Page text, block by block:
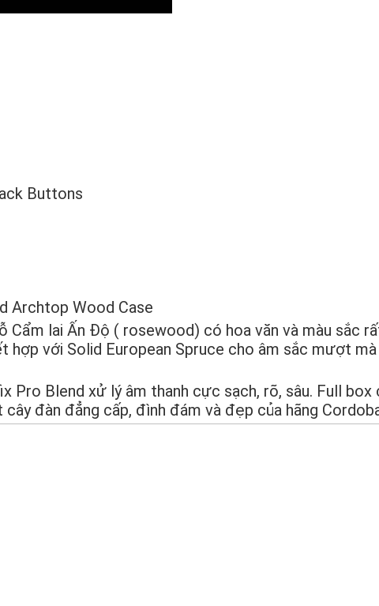
Buttons
Archtop Wood Case
Cẩm lai Ấn Độ ( rosewood) có hoa văn và màu sắc
hợp với Solid European Spruce cho âm sắc mượt
Pro Blend xử lý âm thanh cực sạch, rõ, sâu. Full box
đàn đẳng cấp, đình đám và đẹp của hãng